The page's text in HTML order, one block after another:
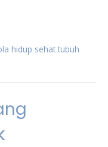
hidup sehat tubuh